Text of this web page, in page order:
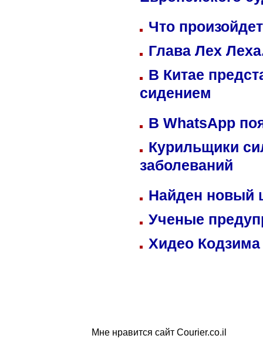
Что
Глава Лех
В Китае
сидением
В WhatsApp
Курильщики
заболеваний
Найден
Ученые
Хидео
Мне нравится сайт Courier.co.il